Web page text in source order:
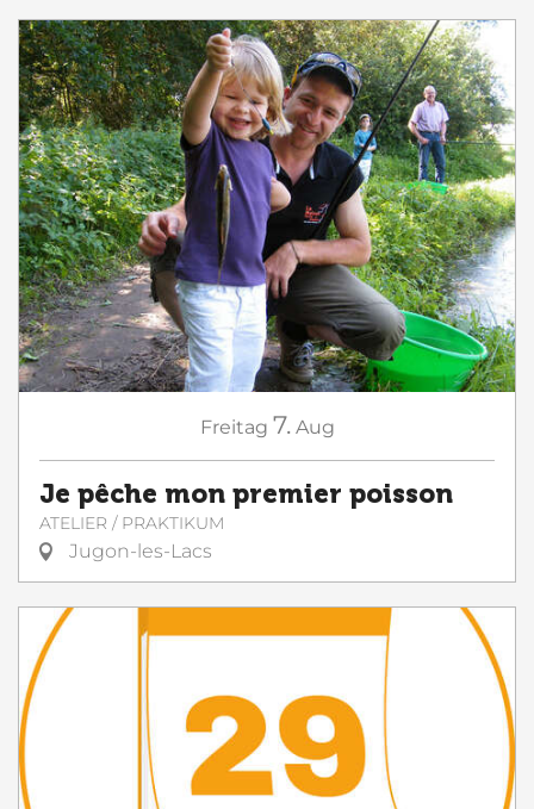
Freitag 7. Aug
Je pêche mon premier poisson
ATELIER / PRAKTIKUM
Jugon-les-Lacs